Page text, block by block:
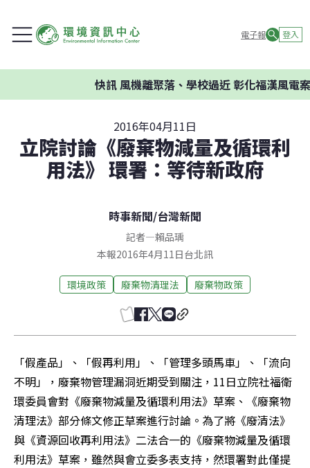
電子報 登入
快訊風機離聚落、學校過近 彰化福漢風電案環
2016年04月11日
立院討論《廢棄物減量及循環利
用法》 環署：等待新政府
時事新聞/台灣新聞
記者—賴品瑀
本報2016年4月11日台北訊
環境政策 廢棄物清理法 廢棄物政策
「假產品」、「假再利用」、「管理多頭馬車」、「流向
不明」，廢棄物管理漏洞近期受到關注，11日立院社福衛
環委員會對《廢棄物減量及循環利用法》草案、《廢棄物
清理法》部分條文修正草案進行討論。為了將《廢清法》
與《資源回收再利用法》二法合一的《廢棄物減量及循環
利用法》草案，雖然與會立委多表支持，然環署對此僅提